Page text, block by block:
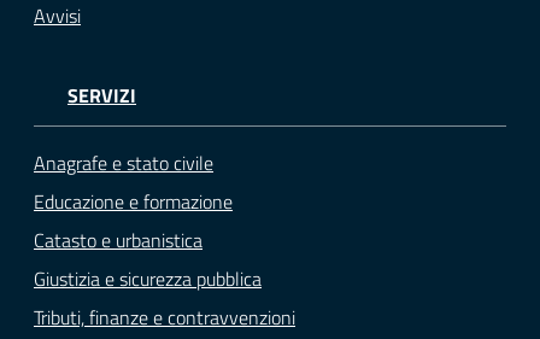
Avvisi
SERVIZI
Anagrafe e stato civile
Educazione e formazione
Catasto e urbanistica
Giustizia e sicurezza pubblica
Tributi, finanze e contravvenzioni